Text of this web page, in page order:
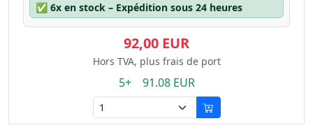
✅ 6x en stock – Expédition sous 24 heures
92,00 EUR
Hors TVA, plus frais de port
5+ 91.08 EUR